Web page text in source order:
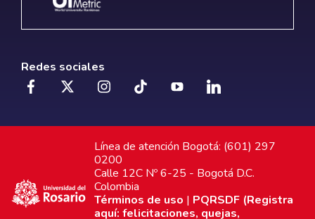
Redes sociales
Línea de atención Bogotá: (601) 297
0200
Calle 12C Nº 6-25 - Bogotá D.C.
Colombia
Términos de uso | PQRSDF (Registra
aquí: felicitaciones, quejas,